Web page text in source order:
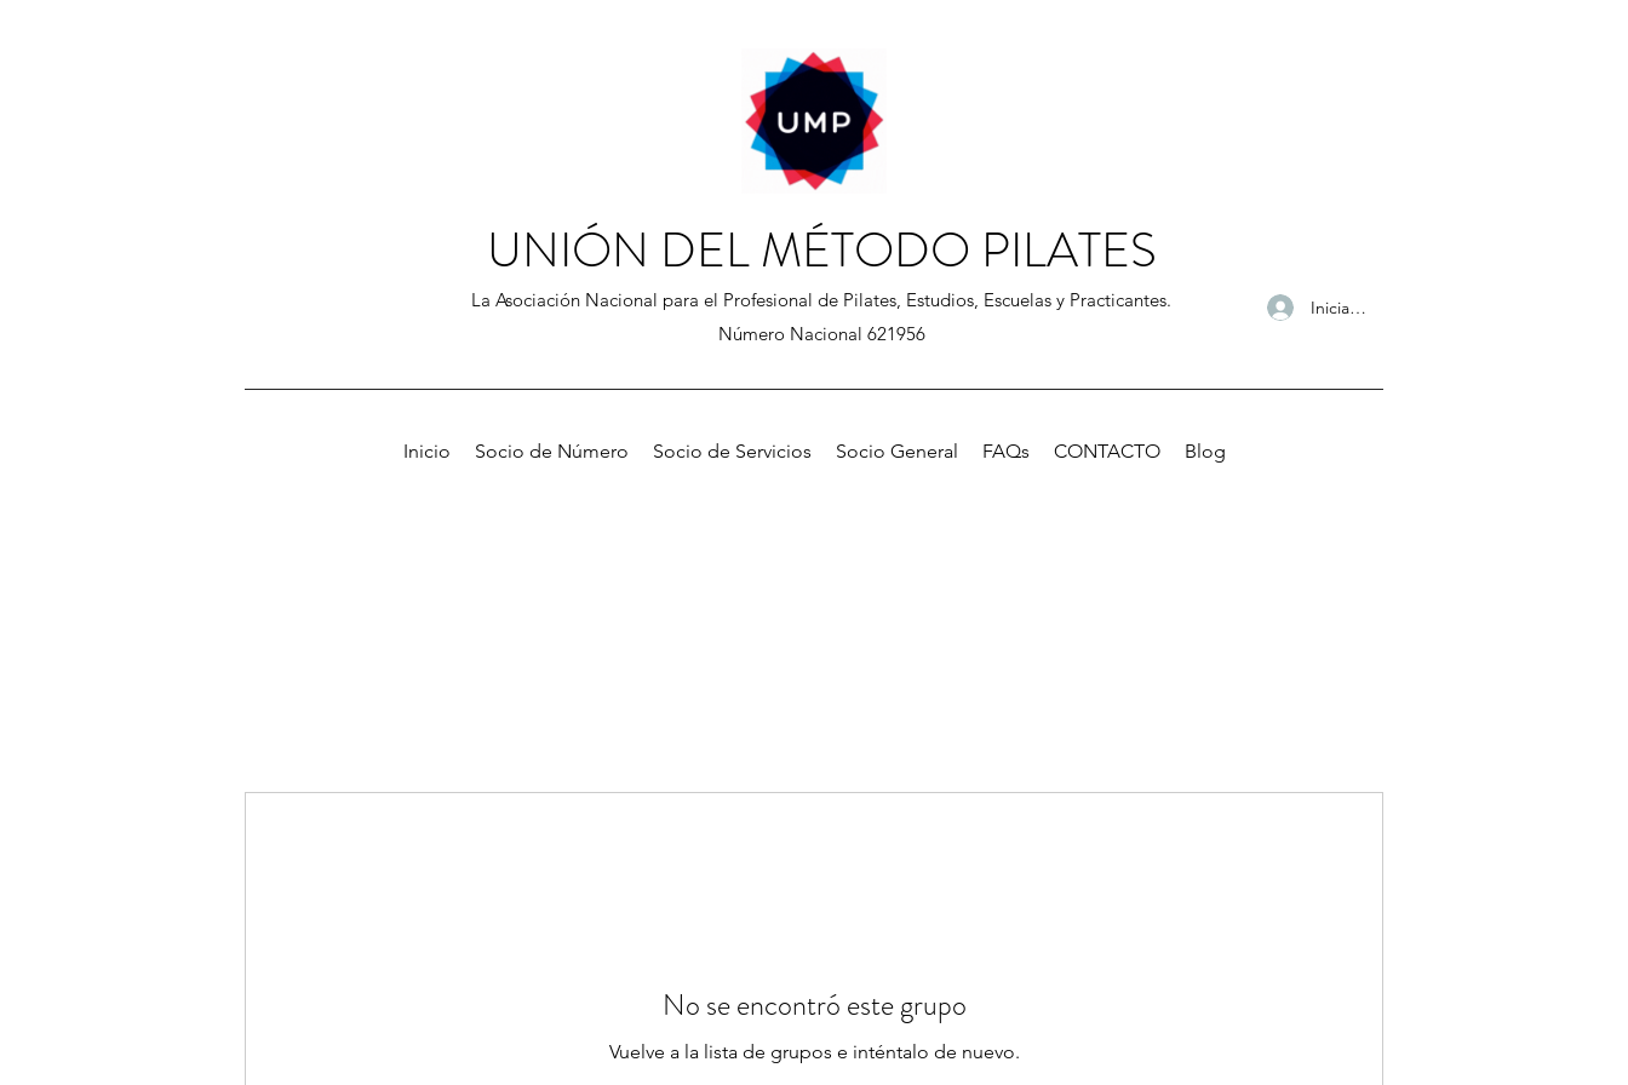
UNIÓN DEL MÉTODO PILATES
La Asociación Nacional para el Profesional de Pilates, Estudios, Escuelas y Practicantes.
Número Nacional 621956
Iniciar sesión
Inicio Socio de Número Socio de Servicios Socio General FAQs CONTACTO Blog
No se encontró este grupo
Vuelve a la lista de grupos e inténtalo de nuevo.